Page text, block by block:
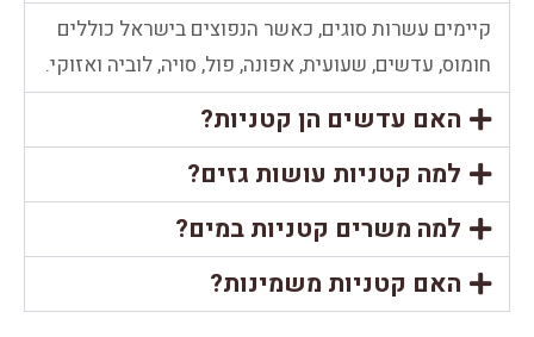
קיימים עשרות סוגים, כאשר הנפוצים בישראל כוללים
חומוס, עדשים, שעועית, אפונה, פול, סויה, לוביה ואזוקי.
האם עדשים הן קטניות?
למה קטניות עושות גזים?
למה משרים קטניות במים?
האם קטניות משמינות?